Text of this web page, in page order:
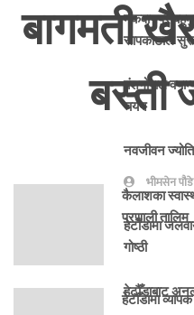
मकवानपुर
सापकोटाले
बंशगोपाल
चयन
नवजीवन ज्योति
भीमसेन
हेटाैँडामा
गोष्ठी
हेटौँडाबाट
बागमती
बस्ती
कैलाशका
प्रणाली तालिम
हेटौँडामा